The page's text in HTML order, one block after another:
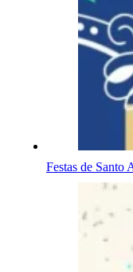
Festas de Santo